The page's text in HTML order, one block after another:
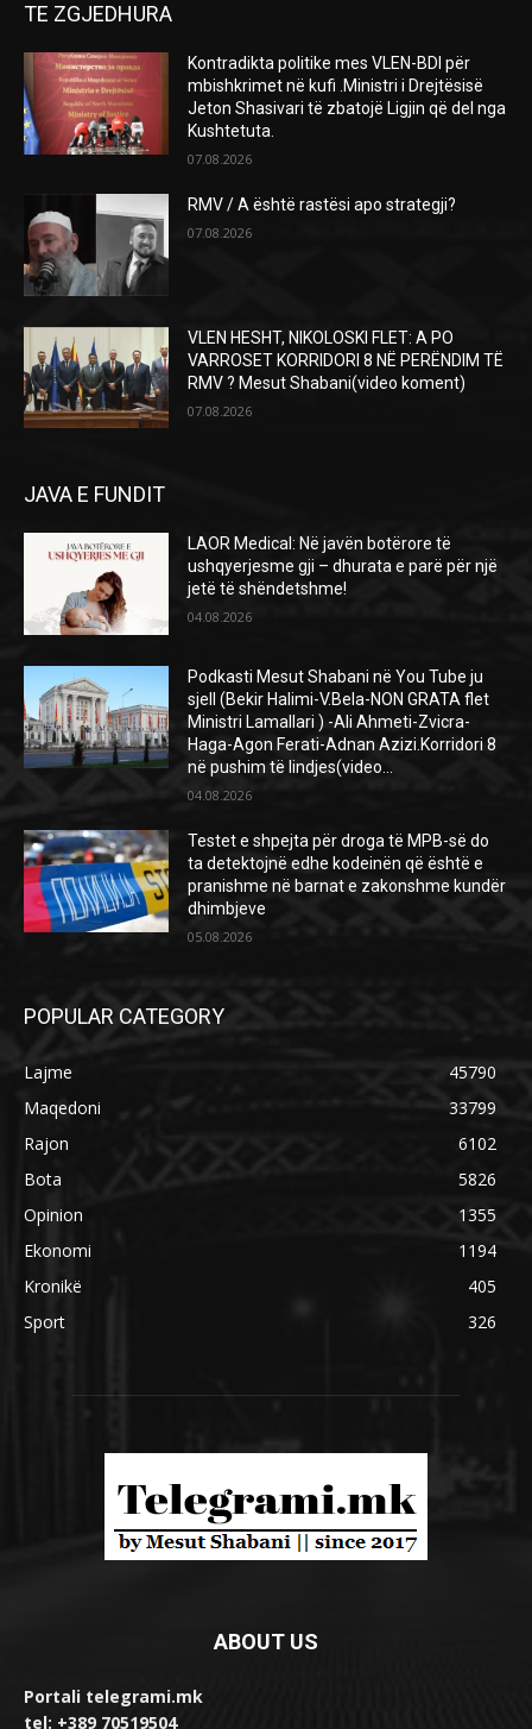
TE ZGJEDHURA
Kontradikta politike mes VLEN-BDI për
mbishkrimet në kufi .Ministri i Drejtësisë
Jeton Shasivari të zbatojë Ligjin që del nga
Kushtetuta.
07.08.2026
RMV / A është rastësi apo strategji?
07.08.2026
VLEN HESHT, NIKOLOSKI FLET: A PO
VARROSET KORRIDORI 8 NË PERËNDIM TË
RMV ? Mesut Shabani(video koment)
07.08.2026
JAVA E FUNDIT
LAOR Medical: Në javën botërore të
ushqyerjesme gji – dhurata e parë për një
jetë të shëndetshme!
04.08.2026
Podkasti Mesut Shabani në You Tube ju
sjell (Bekir Halimi-V.Bela-NON GRATA flet
Ministri Lamallari ) -Ali Ahmeti-Zvicra-
Haga-Agon Ferati-Adnan Azizi.Korridori 8
në pushim të lindjes(video...
04.08.2026
Testet e shpejta për droga të MPB-së do
ta detektojnë edhe kodeinën që është e
pranishme në barnat e zakonshme kundër
dhimbjeve
05.08.2026
POPULAR CATEGORY
Lajme
45790
Maqedoni
33799
Rajon
6102
Bota
5826
Opinion
1355
Ekonomi
1194
Kronikë
405
Sport
326
ABOUT US
Portali telegrami.mk
tel: +389 70519504